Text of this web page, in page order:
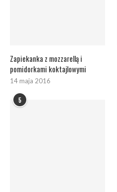
Zapiekanka z mozzarellą i
pomidorkami koktajlowymi
14 maja 2016
5